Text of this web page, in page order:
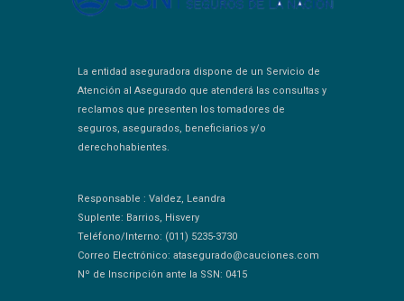
La entidad aseguradora dispone de un Servicio de
Atención al Asegurado que atenderá las consultas y
reclamos que presenten los tomadores de
seguros, asegurados, beneficiarios y/o
derechohabientes.
Responsable : Valdez, Leandra
Suplente: Barrios, Hisvery
Teléfono/Interno: (011) 5235-3730
Correo Electrónico: atasegurado@cauciones.com
Nº de Inscripción ante la SSN: 0415